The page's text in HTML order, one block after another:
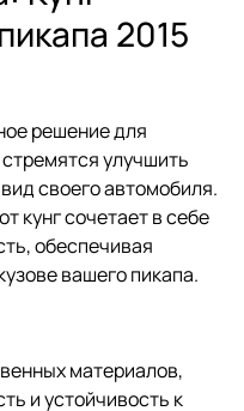
2015
решение для
улучшить
своего автомобиля.
кунг сочетает в себе
обеспечивая
вашего пикапа.
материалов,
и устойчивость к